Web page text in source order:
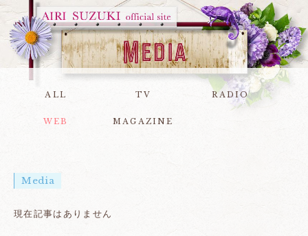
ALL TV RADIO
WEB MAGAZINE
Media
現在記事はありません